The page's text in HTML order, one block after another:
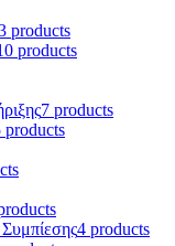
products
products
7 products
products
4 products